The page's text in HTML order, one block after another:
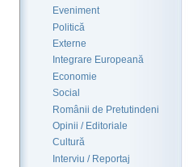
Eveniment
Politică
Externe
Integrare Europeană
Economie
Social
Românii de Pretutindeni
Opinii / Editoriale
Cultură
Interviu / Reportaj